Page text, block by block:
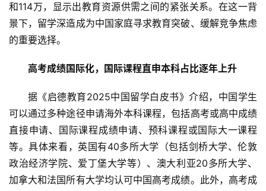
和114万，显示出教育资源供需之间的紧张关系。在这一背
景下，留学深造成为中国家庭寻求教育突破、缓解竞争焦虑
的重要选择。
高考成绩国际化，国际课程直申本科占比逐年上升
据《启德教育2025中国留学白皮书》介绍，中国学生
可以通过多种途径申请海外本科课程，包括高考或高中成绩
直接申请、国际课程成绩申请、预科课程或国际大一课程
等。具体来看，英国有40多所大学（包括剑桥大学、伦敦
政治经济学院、爱丁堡大学等）、澳大利亚20多所大学、
加拿大和法国所有大学均认可中国高考成绩。此外，高考成